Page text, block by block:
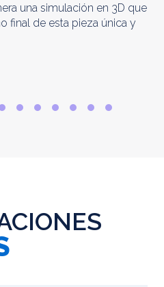
una simulación en 3D que
final de esta pieza única y